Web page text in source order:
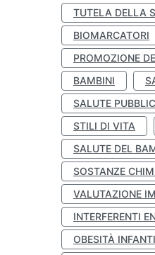
TUTELA DELLA
BIOMARCATORI
PROMOZIONE
BAMBINI
SALUTE
STILI DI VITA
SALUTE DEL
SOSTANZE
VALUTAZIONE
INTERFERENTI
OBESITÀ